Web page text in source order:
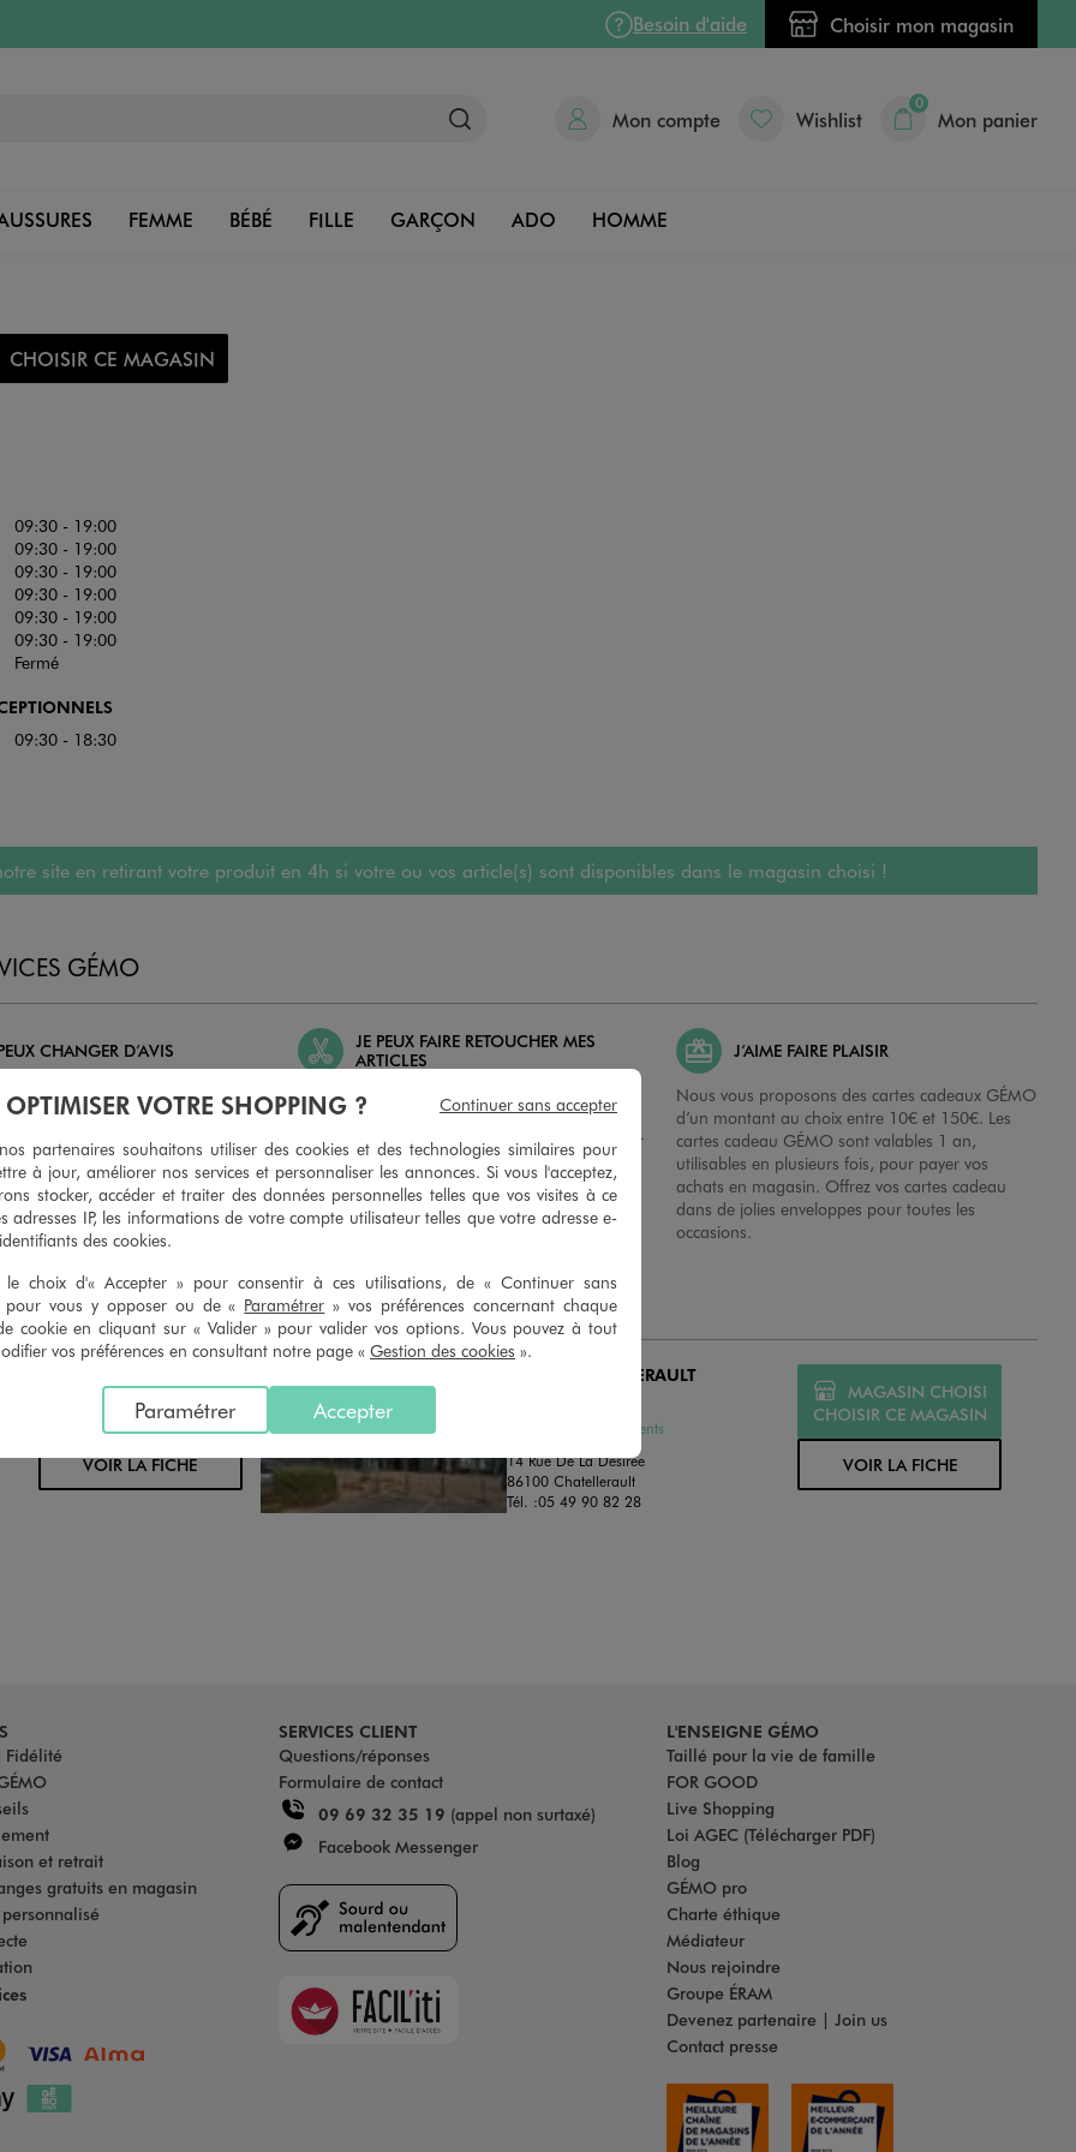
Besoin d'aide Choisir mon magasin
Mon compte Wishlist
0
Mon panier
FEMME BÉBÉ FILLE GARÇON ADO HOMME
CHOISIR CE MAGASIN
09:30 - 19:00
09:30 - 19:00
09:30 - 19:00
09:30 - 19:00
09:30 - 19:00
09:30 - 19:00
Fermé
09:30 - 18:30
site en retirant votre produit en 4h si votre ou vos article(s) sont disponibles dans le magasin choisi !
GÉMO
CHANGER D’AVIS
et vous proposons un avoir
pour tout article non
sous 30 jours, sur simple
du ticket de caisse, dans tous les
JE PEUX FAIRE RETOUCHER MES
ARTICLES
Ourlets, ceintures… vous avez la possibilité de
faire retoucher vos articles textiles dans nos
magasins. Les tarifs sont à votre disposition sur
simple demande. Voir conditions en magasins.
J’AIME FAIRE PLAISIR
Nous vous proposons des cartes cadeaux GÉMO
d’un montant au choix entre 10€ et 150€. Les
cartes cadeau GÉMO sont valables 1 an,
utilisables en plusieurs fois, pour payer vos
achats en magasin. Offrez vos cartes cadeau
dans de jolies enveloppes pour toutes les
occasions.
MAGASIN CHOISI
CHOISIR CE MAGASIN
VOIR LA FICHE
GEMO CHATELLERAULT
Chaussures et Vêtements
14 Rue De La Desiree
86100 Chatellerault
Tél. :05 49 90 82 28
MAGASIN CHOISI
CHOISIR CE MAGASIN
VOIR LA FICHE
Fidélité
et retrait
gratuits en magasin
SERVICES CLIENT
Questions/réponses
Formulaire de contact
09 69 32 35 19 (appel non surtaxé)
Facebook Messenger
Faciliti
L'ENSEIGNE GÉMO
Taillé pour la vie de famille
FOR GOOD
Live Shopping
Loi AGEC (Télécharger PDF)
Blog
GÉMO pro
Charte éthique
Médiateur
Nous rejoindre
Groupe ÉRAM
Devenez partenaire | Join us
Contact presse
OPTIMISER VOTRE SHOPPING ?
partenaires souhaitons utiliser des cookies et des technologies similaires pour
à jour, améliorer nos services et personnaliser les annonces. Si vous l'acceptez,
stocker, accéder et traiter des données personnelles telles que vos visites à ce
adresses IP, les informations de votre compte utilisateur telles que votre adresse e-
des cookies.
le choix d'« Accepter » pour consentir à ces utilisations, de « Continuer sans
pour vous y opposer ou de « Paramétrer » vos préférences concernant chaque
cookie en cliquant sur « Valider » pour valider vos options. Vous pouvez à tout
vos préférences en consultant notre page « Gestion des cookies ».
Accepter
Paramétrer
Continuer sans accepter